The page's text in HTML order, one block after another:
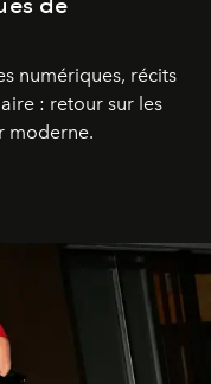
numériques, récits
: retour sur les
moderne.